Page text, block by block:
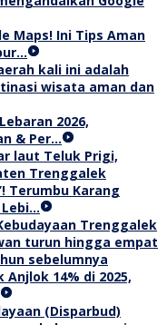
Maps! Ini Tips Aman
2026,
& Per…
Terumbu Karang
14% di 2025,